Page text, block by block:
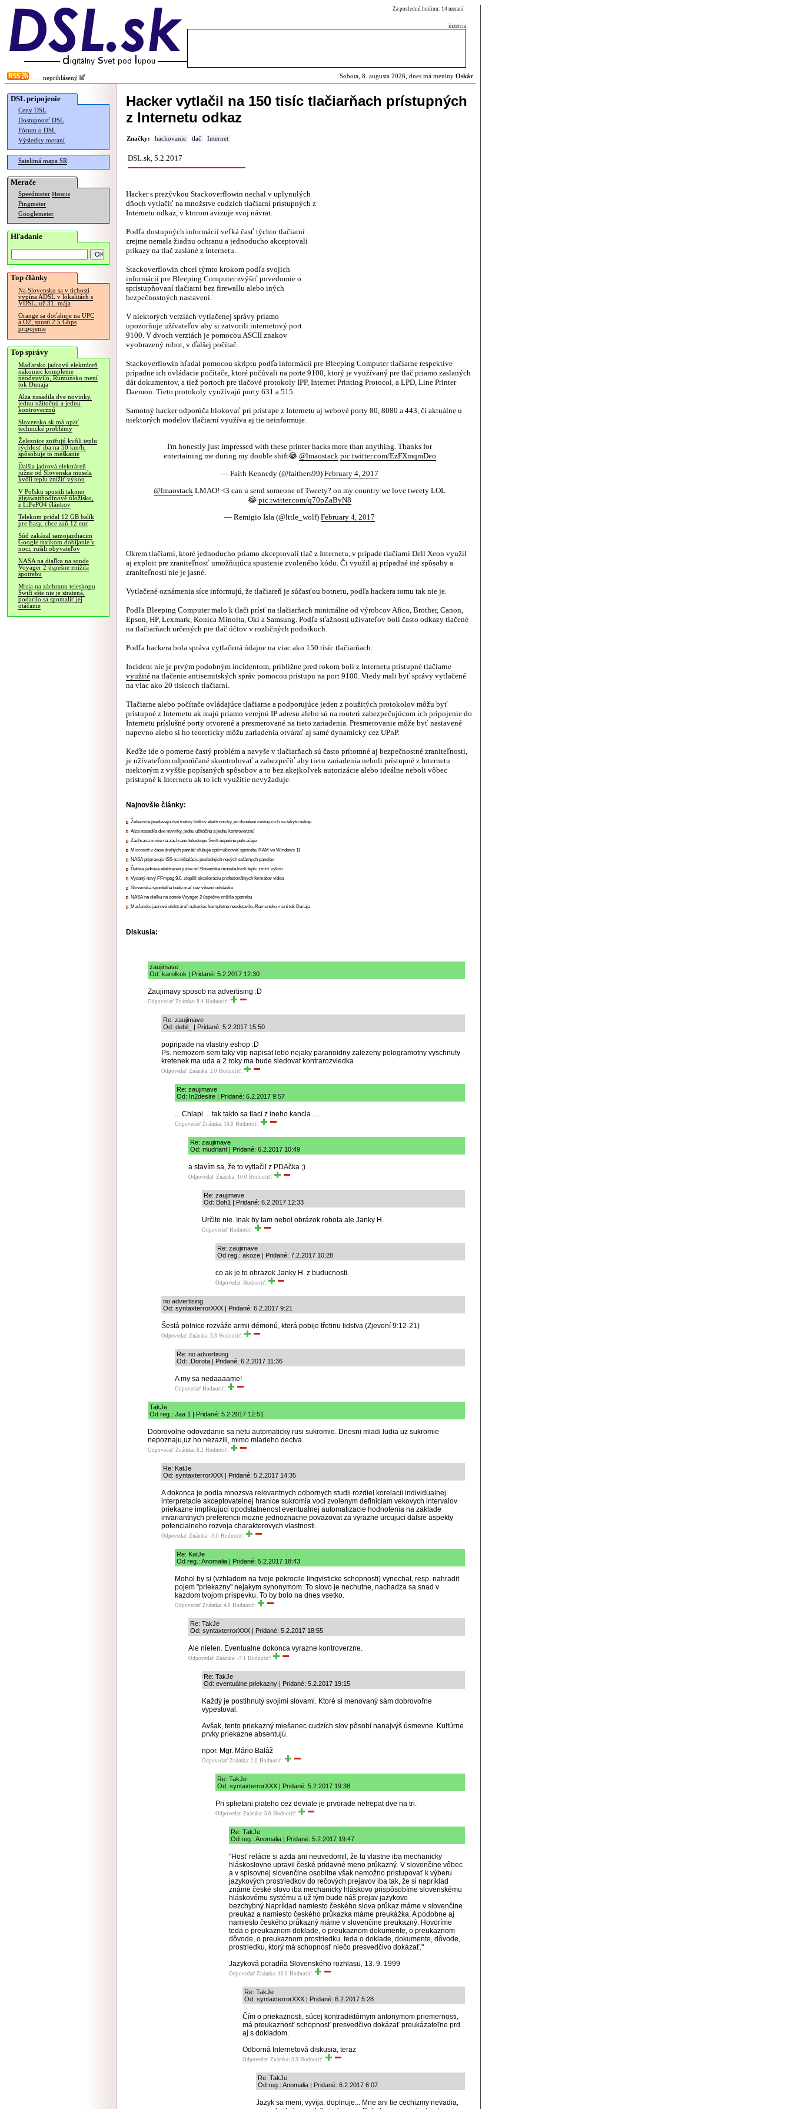
Za poslednú hodinu: 14 meraní
inzercia
neprihlásený Sobota, 8. augusta 2026, dnes má meniny Oskár
DSL pripojenie
Ceny DSL
Dostupnosť DSL
Fórum o DSL
Výsledky meraní
Satelitná mapa SR
Merače
Speedmeter Merania
Pingmeter
Googlemeter
Hľadanie
Top články
Na Slovensku sa v tichosti
vypína ADSL v lokalitách s
VDSL, už 31. mája
Orange sa doťahuje na UPC
a O2, spustí 2.5 Gbps
pripojenie
Top správy
Maďarsko jadrovú elektráreň
nakoniec kompletne
neodstavilo, Rumunsko mení
tok Dunaja
Alza nasadila dve novinky,
jednu užitočnú a jednu
kontroverznú
Slovensko.sk má opäť
technické problémy
Železnice znižujú kvôli teplu
rýchlosť iba na 50 km/h,
spôsobuje to meškanie
Ďalšia jadrová elektráreň
južne od Slovenska musela
kvôli teplu znížiť výkon
V Poľsku spustili takmer
gigawatthodinové úložisko,
z LiFePO4 článkov
Telekom pridal 12 GB balík
pre Easy, chce zaň 12 eur
Súd zakázal samojazdiacim
Google taxíkom dobíjanie v
noci, rušili obyvateľov
NASA na diaľku na sonde
Voyager 2 úspešne znížila
spotrebu
Misia na záchranu teleskopu
Swift ešte nie je stratená,
podarilo sa spomaliť jej
otáčanie
Hacker vytlačil na 150 tisíc tlačiarňach prístupných
z Internetu odkaz
Značky: hackovanie tlač Internet
DSL.sk, 5.2.2017
Hacker s prezývkou Stackoverflowin nechal v uplynulých
dňoch vytlačiť na množstve cudzích tlačiarní prístupných z
Internetu odkaz, v ktorom avizuje svoj návrat.
Podľa dostupných informácií veľká časť týchto tlačiarní
zrejme nemala žiadnu ochranu a jednoducho akceptovali
príkazy na tlač zaslané z Internetu.
Stackoverflowin chcel týmto krokom podľa svojich
informácií pre Bleeping Computer zvýšiť povedomie o
sprístupňovaní tlačiarní bez firewallu alebo iných
bezpečnostných nastavení.
V niektorých verziách vytlačenej správy priamo
upozorňuje užívateľov aby si zatvorili internetový port
9100. V dvoch verziách je pomocou ASCII znakov
vyobrazený robot, v ďalšej počítač.
Stackoverflowin hľadal pomocou skriptu podľa informácií pre Bleeping Computer tlačiarne respektíve
prípadne ich ovládacie počítače, ktoré počúvali na porte 9100, ktorý je využívaný pre tlač priamo zaslaných
dát dokumentov, a tiež portoch pre tlačové protokoly IPP, Internet Printing Protocol, a LPD, Line Printer
Daemon. Tieto protokoly využívajú porty 631 a 515.
Samotný hacker odporúča blokovať pri prístupe z Internetu aj webové porty 80, 8080 a 443, či aktuálne u
niektorých modelov tlačiarní využíva aj tie neinformuje.
I'm honestly just impressed with these printer hacks more than anything. Thanks for
entertaining me during my double shift😂 @lmaostack pic.twitter.com/EzFXmqmDeo
— Faith Kennedy (@faithers99) February 4, 2017
@lmaostack LMAO! <3 can u send someone of Tweety? on my country we love tweety LOL
😂 pic.twitter.com/q70pZaByN8
— Remigio Isla (@lttle_wolf) February 4, 2017
Okrem tlačiarní, ktoré jednoducho priamo akceptovali tlač z Internetu, v prípade tlačiarní Dell Xeon využil
aj exploit pre zraniteľnosť umožňujúcu spustenie zvoleného kódu. Či využil aj prípadné iné spôsoby a
zraniteľnosti nie je jasné.
Vytlačené oznámenia síce informujú, že tlačiareň je súčasťou botnetu, podľa hackera tomu tak nie je.
Podľa Bleeping Computer malo k tlači prísť na tlačiarňach minimálne od výrobcov Afico, Brother, Canon,
Epson, HP, Lexmark, Konica Minolta, Oki a Samsung. Podľa sťažností užívateľov boli často odkazy tlačené
na tlačiarňach určených pre tlač účtov v rozličných podnikoch.
Podľa hackera bola správa vytlačená údajne na viac ako 150 tisíc tlačiarňach.
Incident nie je prvým podobným incidentom, približne pred rokom boli z Internetu prístupné tlačiarne
využité na tlačenie antisemitských správ pomocou prístupu na port 9100. Vtedy mali byť správy vytlačené
na viac ako 20 tisícoch tlačiarní.
Tlačiarne alebo počítače ovládajúce tlačiarne a podporujúce jeden z použitých protokolov môžu byť
prístupné z Internetu ak majú priamo verejnú IP adresu alebo sú na routeri zabezpečujúcom ich pripojenie do
Internetu príslušné porty otvorené a presmerované na tieto zariadenia. Presmerovanie môže byť nastavené
napevno alebo si ho teoreticky môžu zariadenia otvárať aj samé dynamicky cez UPnP.
Keďže ide o pomerne častý problém a navyše v tlačiarňach sú často prítomné aj bezpečnostné zraniteľnosti,
je užívateľom odporúčané skontrolovať a zabezpečiť aby tieto zariadenia neboli prístupné z Internetu
niektorým z vyššie popísaných spôsobov a to bez akejkoľvek autorizácie alebo ideálne neboli vôbec
prístupné k Internetu ak to ich využitie nevyžaduje.
Najnovšie články:
Železnice predávajú dve tretiny lístkov elektronicky, po donútení cestujúcich na takýto nákup
Alza nasadila dve novinky, jednu užitočnú a jednu kontroverznú
Záchrana misie na záchranu teleskopu Swift úspešne pokračuje
Microsoft v čase drahých pamätí sľubuje optimalizovať spotrebu RAM vo Windows 11
NASA pripravuje ISS na inštaláciu posledných nových solárnych panelov
Ďalšia jadrová elektráreň južne od Slovenska musela kvôli teplu znížiť výkon
Vydaný nový FFmpeg 9.0, zlepšil akceleráciu profesionálnych formátov videa
Slovenská sporiteľňa bude mať cez víkend odstávku
NASA na diaľku na sonde Voyager 2 úspešne znížila spotrebu
Maďarsko jadrovú elektráreň nakoniec kompletne neodstavilo, Rumunsko mení tok Dunaja
Diskusia:
zaujimave
Od: karolkok | Pridané: 5.2.2017 12:30
Zaujimavy sposob na advertising :D
Odpovedať Známka: 8.4 Hodnotiť:
Re: zaujimave
Od: debil_ | Pridané: 5.2.2017 15:50
popripade na vlastny eshop :D
Ps. nemozem sem taky vtip napisat lebo nejaky paranoidny zalezeny pologramotny vyschnuty
kretenek ma uda a 2 roky ma bude sledovat kontrarozviedka
Odpovedať Známka: 2.0 Hodnotiť:
Re: zaujimave
Od: In2desire | Pridané: 6.2.2017 9:57
... Chlapi ... tak takto sa tlaci z ineho kancla ....
Odpovedať Známka: 10.0 Hodnotiť:
Re: zaujimave
Od: mudrlant | Pridané: 6.2.2017 10:49
a stavím sa, že to vytlačil z PDAčka ;)
Odpovedať Známka: 10.0 Hodnotiť:
Re: zaujimave
Od: Boh1 | Pridané: 6.2.2017 12:33
Určite nie. Inak by tam nebol obrázok robota ale Janky H.
Odpovedať Hodnotiť:
Re: zaujimave
Od reg.: akoze | Pridané: 7.2.2017 10:28
co ak je to obrazok Janky H. z buducnosti.
Odpovedať Hodnotiť:
no advertising
Od: syntaxterrorXXX | Pridané: 6.2.2017 9:21
Šestá polnice rozváže armii démonů, která pobije třetinu lidstva (Zjevení 9:12-21)
Odpovedať Známka: 3.3 Hodnotiť:
Re: no advertising
Od: .Dorota | Pridané: 6.2.2017 11:36
A my sa nedaaaame!
Odpovedať Hodnotiť:
TakJe
Od reg.: Jaa 1 | Pridané: 5.2.2017 12:51
Dobrovolne odovzdanie sa netu automaticky rusi sukromie. Dnesni mladi ludia uz sukromie
nepoznaju,uz ho nezazili, mimo mladeho dectva.
Odpovedať Známka: 6.2 Hodnotiť:
Re: KatJe
Od: syntaxterrorXXX | Pridané: 5.2.2017 14:35
A dokonca je podla mnozsva relevantnych odbornych studii rozdiel korelacii individualnej
interpretacie akceptovatelnej hranice sukromia voci zvolenym definiciam vekovych intervalov
priekazne implikujuci opodstatnenost eventualnej automatizacie hodnotenia na zaklade
invariantnych preferencii mozne jednoznacne povazovat za vyrazne urcujuci dalsie aspekty
potencialneho rozvoja charakterovych vlastnosti.
Odpovedať Známka: -5.0 Hodnotiť:
Re: KatJe
Od reg.: Anomalia | Pridané: 5.2.2017 18:43
Mohol by si (vzhladom na tvoje pokrocile lingvisticke schopnosti) vynechat, resp. nahradit
pojem "priekazny" nejakym synonymom. To slovo je nechutne, nachadza sa snad v
kazdom tvojom prispevku. To by bolo na dnes vsetko.
Odpovedať Známka: 4.0 Hodnotiť:
Re: TakJe
Od: syntaxterrorXXX | Pridané: 5.2.2017 18:55
Ale nielen. Eventualne dokonca vyrazne kontroverzne.
Odpovedať Známka: -7.1 Hodnotiť:
Re: TakJe
Od: eventuálne priekazny | Pridané: 5.2.2017 19:15
Každý je postihnutý svojimi slovami. Ktoré si menovaný sám dobrovoľne
vypestoval.
Avšak, tento priekazný miešanec cudzích slov pôsobí nanajvýš úsmevne. Kultúrne
prvky priekazne absentujú.
npor. Mgr. Mário Baláž
Odpovedať Známka: 2.0 Hodnotiť:
Re: TakJe
Od: syntaxterrorXXX | Pridané: 5.2.2017 19:38
Pri splietani piateho cez deviate je prvorade netrepat dve na tri.
Odpovedať Známka: 5.0 Hodnotiť:
Re: TakJe
Od reg.: Anomalia | Pridané: 5.2.2017 19:47
"Hosť relácie si azda ani neuvedomil, že tu vlastne iba mechanicky
hláskoslovne upravil české prídavné meno průkazný. V slovenčine vôbec
a v spisovnej slovenčine osobitne však nemožno pristupovať k výberu
jazykových prostriedkov do rečových prejavov iba tak, že si napríklad
známe české slovo iba mechanicky hláskovo prispôsobíme slovenskému
hláskovému systému a už tým bude náš prejav jazykovo
bezchybný.Napríklad namiesto českého slova průkaz máme v slovenčine
preukaz a namiesto českého průkazka máme preukážka. A podobne aj
namiesto českého průkazný máme v slovenčine preukazný. Hovoríme
teda o preukaznom doklade, o preukaznom dokumente, o preukaznom
dôvode, o preukaznom prostriedku, teda o doklade, dokumente, dôvode,
prostriedku, ktorý má schopnosť niečo presvedčivo dokázať."
Jazyková poradňa Slovenského rozhlasu, 13. 9. 1999
Odpovedať Známka: 10.0 Hodnotiť:
Re: TakJe
Od: syntaxterrorXXX | Pridané: 6.2.2017 5:28
Čím o priekaznosti, súcej kontradiktórnym antonymom priemernosti,
má preukaznosť schopnosť presvedčivo dokázať preukázateľne prd
aj s dokladom.
Odborná Internetová diskusia, teraz
Odpovedať Známka: 3.3 Hodnotiť:
Re: TakJe
Od reg.: Anomalia | Pridané: 6.2.2017 6:07
Jazyk sa meni, vyvija, doplnuje... Mne ani tie cechizmy nevadia,